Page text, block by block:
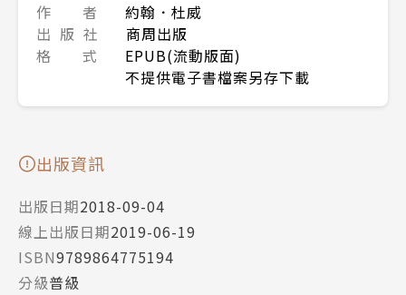
作 者
約翰．杜威
出 版 社
商周出版
格 式
EPUB(流動版面)
不提供電子書檔案另存下載
出版資訊
出版日期2018-09-04
線上出版日期2019-06-19
ISBN9789864775194
分級普級